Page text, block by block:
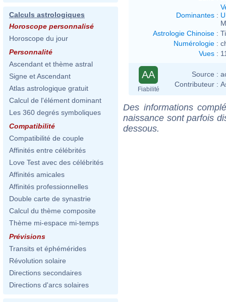
Calculs astrologiques
Horoscope personnalisé
Horoscope du jour
Personnalité
Ascendant et thème astral
Signe et Ascendant
Atlas astrologique gratuit
Calcul de l'élément dominant
Les 360 degrés symboliques
Compatibilité
Compatibilité de couple
Affinités entre célébrités
Love Test avec des célébrités
Affinités amicales
Affinités professionnelles
Double carte de synastrie
Calcul du thème composite
Thème mi-espace mi-temps
Prévisions
Transits et éphémérides
Révolution solaire
Directions secondaires
Directions d'arcs solaires
Dominantes :
Astrologie Chinoise :
Numérologie :
Vues :
AA
Fiabilité
Source :
Contributeur :
Des informations
naissance sont parfois
dessous.